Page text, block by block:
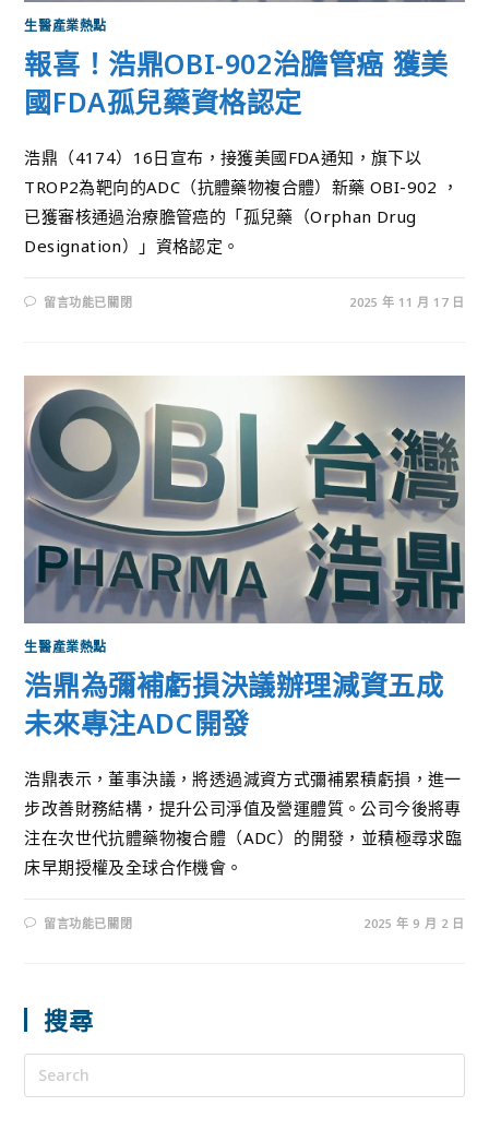
生醫產業熱點
報喜！浩鼎OBI-902治膽管癌 獲美
國FDA孤兒藥資格認定
浩鼎（4174）16日宣布，接獲美國FDA通知，旗下以
TROP2為靶向的ADC（抗體藥物複合體）新藥 OBI-902 ，
已獲審核通過治療膽管癌的「孤兒藥（Orphan Drug
Designation）」資格認定。
留言功能已關閉 2025 年 11 月 17 日
生醫產業熱點
浩鼎為彌補虧損決議辦理減資五成
未來專注ADC開發
浩鼎表示，董事決議，將透過減資方式彌補累積虧損，進一
步改善財務結構，提升公司淨值及營運體質。公司今後將專
注在次世代抗體藥物複合體（ADC）的開發，並積極尋求臨
床早期授權及全球合作機會。
留言功能已關閉 2025 年 9 月 2 日
搜尋